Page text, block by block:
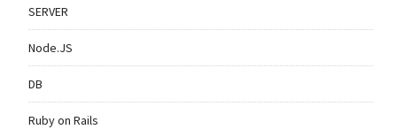
SERVER
Node.JS
DB
Ruby on Rails